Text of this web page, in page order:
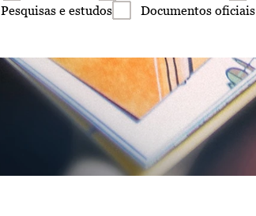
Pesquisas e estudos Documentos oficiais